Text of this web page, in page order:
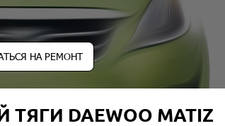
НА РЕМОНТ
DAEWOO MATIZ